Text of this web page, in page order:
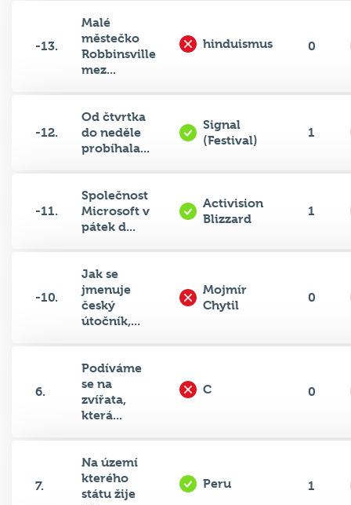
-13.
Malé
městečko
Robbinsville
mez...
hinduismus 0
-12.
Od čtvrtka
do neděle
probíhala...
Signal
(Festival)
1
-11.
Společnost
Microsoft v
pátek d...
Activision
Blizzard
1
-10.
Jak se
jmenuje
český
útočník,...
Mojmír
Chytil
0
6.
Podíváme
se na
zvířata,
která...
C 0
7.
Na území
kterého
státu žije
Peru 1